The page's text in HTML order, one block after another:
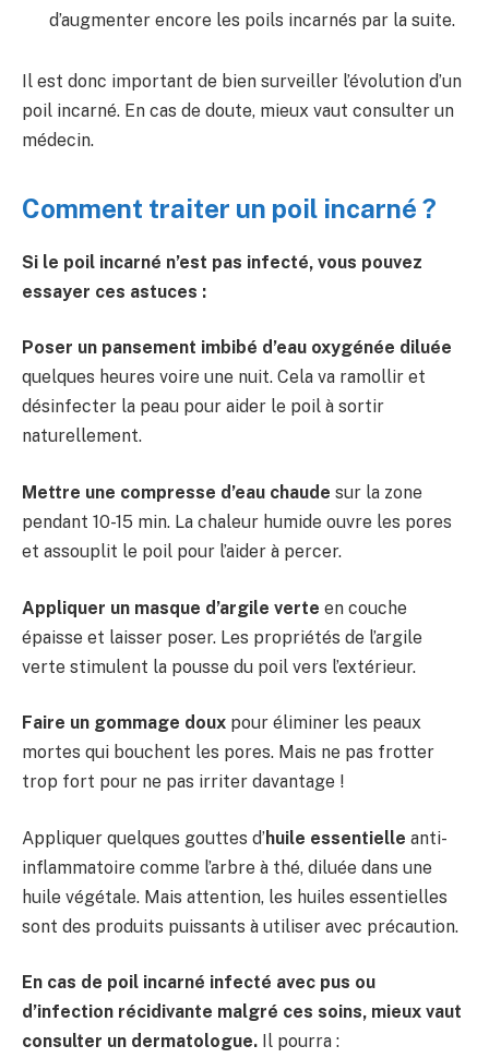
d’augmenter encore les poils incarnés par la suite.
Il est donc important de bien surveiller l’évolution d’un
poil incarné. En cas de doute, mieux vaut consulter un
médecin.
Comment traiter un poil incarné ?
Si le poil incarné n’est pas infecté, vous pouvez
essayer ces astuces :
Poser un pansement imbibé d’eau oxygénée diluée
quelques heures voire une nuit. Cela va ramollir et
désinfecter la peau pour aider le poil à sortir
naturellement.
Mettre une compresse d’eau chaude sur la zone
pendant 10-15 min. La chaleur humide ouvre les pores
et assouplit le poil pour l’aider à percer.
Appliquer un masque d’argile verte en couche
épaisse et laisser poser. Les propriétés de l’argile
verte stimulent la pousse du poil vers l’extérieur.
Faire un gommage doux pour éliminer les peaux
mortes qui bouchent les pores. Mais ne pas frotter
trop fort pour ne pas irriter davantage !
Appliquer quelques gouttes d’huile essentielle anti-
inflammatoire comme l’arbre à thé, diluée dans une
huile végétale. Mais attention, les huiles essentielles
sont des produits puissants à utiliser avec précaution.
En cas de poil incarné infecté avec pus ou
d’infection récidivante malgré ces soins, mieux vaut
consulter un dermatologue. Il pourra :